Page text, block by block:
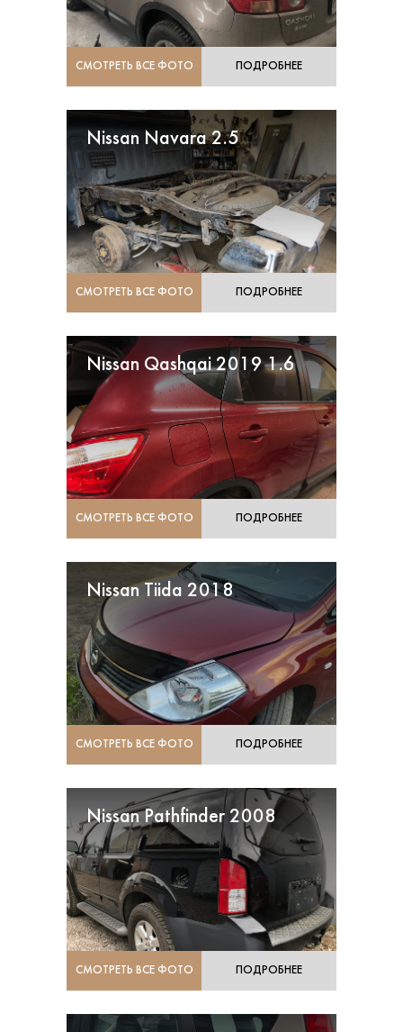
СМОТРЕТЬ ВСЕ ФОТО ПОДРОБНЕЕ
Nissan Navara 2.5
СМОТРЕТЬ ВСЕ ФОТО ПОДРОБНЕЕ
Nissan Qashqai 2019 1.6
СМОТРЕТЬ ВСЕ ФОТО ПОДРОБНЕЕ
Nissan Tiida 2018
СМОТРЕТЬ ВСЕ ФОТО ПОДРОБНЕЕ
Nissan Pathfinder 2008
СМОТРЕТЬ ВСЕ ФОТО ПОДРОБНЕЕ